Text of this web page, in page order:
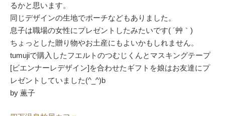
るかと思います。
同じデザインの生地でポーチなどもありました。
息子は職場の女性にプレゼントしたみたいです( ´艸｀)
ちょっとした贈り物やお土産にもよいかもしれません。
tumujiで購入したフエルトのつむじくんとマスキングテープ
[ビエンナーレデザイン]を合わせたギフトを娘はお友達にプ
レゼントしていました(^_^)b
by 薫子